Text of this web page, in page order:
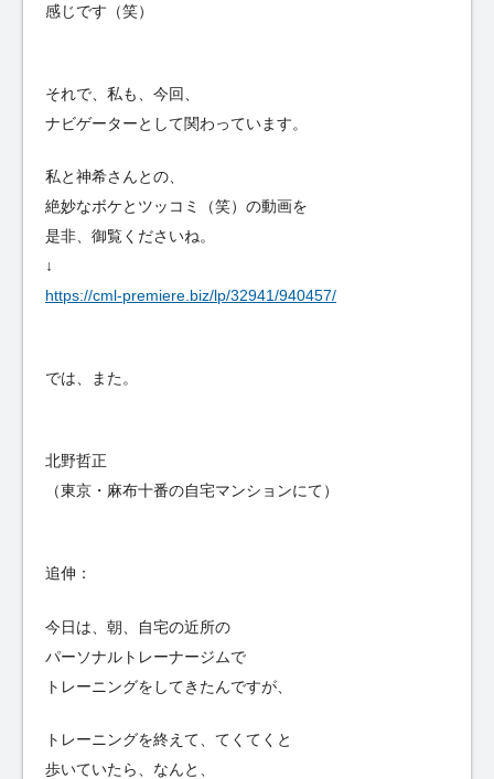
感じです（笑）
それで、私も、今回、
ナビゲーターとして関わっています。
私と神希さんとの、
絶妙なボケとツッコミ（笑）の動画を
是非、御覧くださいね。
↓
https://cml-premiere.biz/lp/32941/940457/
では、また。
北野哲正
（東京・麻布十番の自宅マンションにて）
追伸：
今日は、朝、自宅の近所の
パーソナルトレーナージムで
トレーニングをしてきたんですが、
トレーニングを終えて、てくてくと
歩いていたら、なんと、